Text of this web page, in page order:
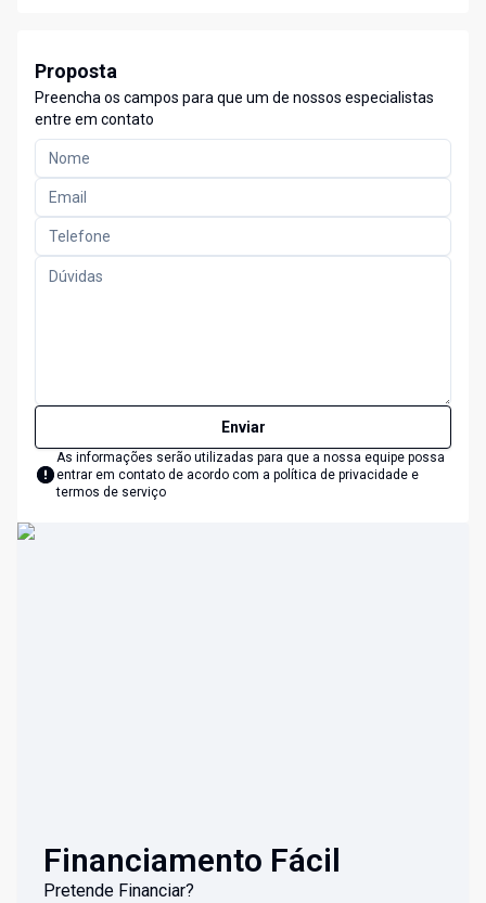
Proposta
Preencha os campos para que um de nossos especialistas
entre em contato
Enviar
As informações serão utilizadas para que a nossa equipe possa
entrar em contato de acordo com a política de privacidade e
termos de serviço
Financiamento Fácil
Pretende Financiar?